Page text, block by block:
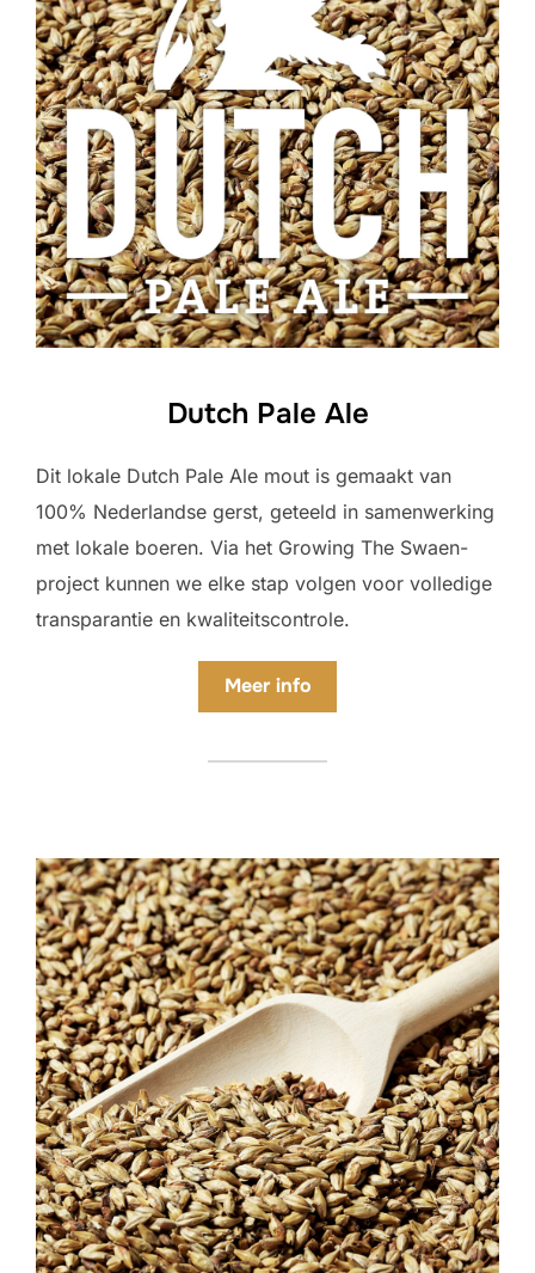
Dutch Pale Ale
Dit lokale Dutch Pale Ale mout is gemaakt van
100% Nederlandse gerst, geteeld in samenwerking
met lokale boeren. Via het Growing The Swaen-
project kunnen we elke stap volgen voor volledige
transparantie en kwaliteitscontrole.
Meer info